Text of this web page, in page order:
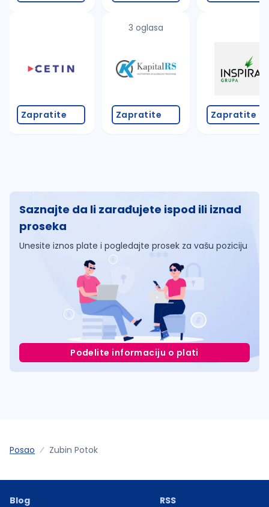
Zapratite
3 oglasa
Zapratite Zapratite
Saznajte da li zarađujete ispod ili iznad
proseka
Unesite iznos plate i pogledajte prosek za vašu poziciju
Podelite informaciju o plati
Posao Zubin Potok
Blog
RSS